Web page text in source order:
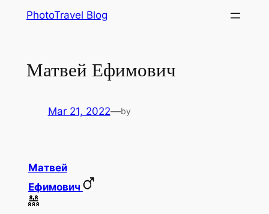
PhotoTravel Blog
Матвей Ефимович
Mar 21, 2022—by
Матвей
Ефимович